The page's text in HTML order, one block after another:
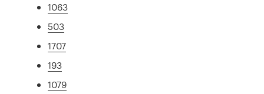
1063
503
1707
193
1079